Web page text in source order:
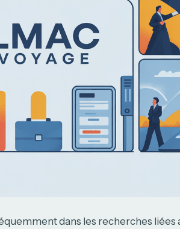
dans les recherches liées